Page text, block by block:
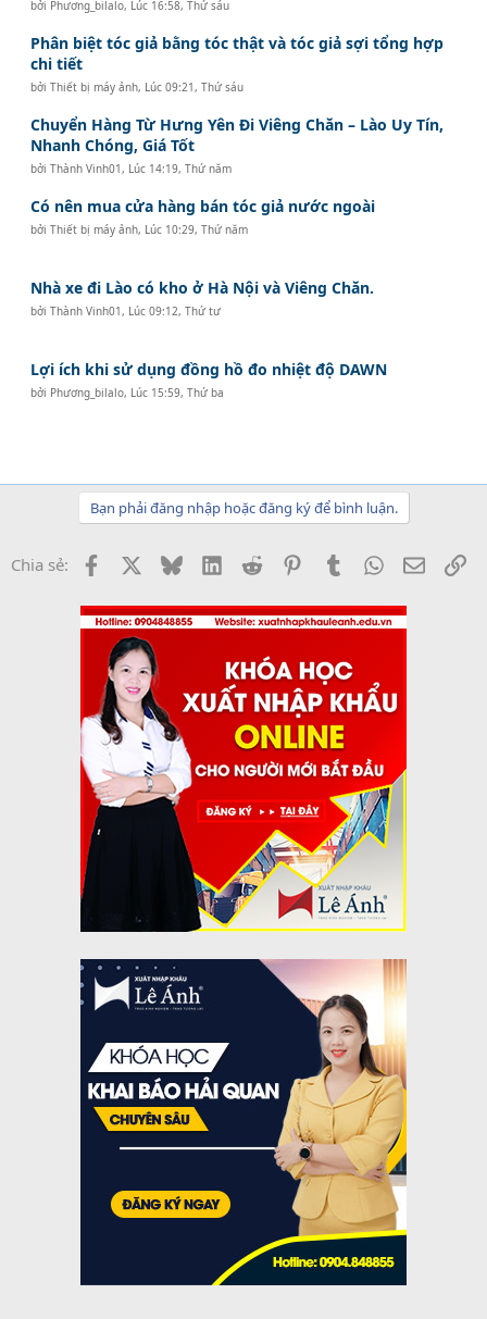
bởi Phương_bilalo, Lúc 16:58, Thứ sáu
Phân biệt tóc giả bằng tóc thật và tóc giả sợi tổng hợp
chi tiết
bởiThiết bị máy ảnh, Lúc 09:21, Thứ sáu
Chuyển Hàng Từ Hưng Yên Đi Viêng Chăn – Lào Uy Tín,
Nhanh Chóng, Giá Tốt
bởiThành Vinh01, Lúc 14:19, Thứ năm
Có nên mua cửa hàng bán tóc giả nước ngoài
bởiThiết bị máy ảnh, Lúc 10:29, Thứ năm
Nhà xe đi Lào có kho ở Hà Nội và Viêng Chăn.
bởiThành Vinh01, Lúc 09:12, Thứ tư
Lợi ích khi sử dụng đồng hồ đo nhiệt độ DAWN
bởi Phương_bilalo, Lúc 15:59, Thứ ba
Bạn phải đăng nhập hoặc đăng ký để bình luận.
Chia sẻ: Facebook BlueskyLinkedInReddit PinterestTumblrWhatsApp
Email